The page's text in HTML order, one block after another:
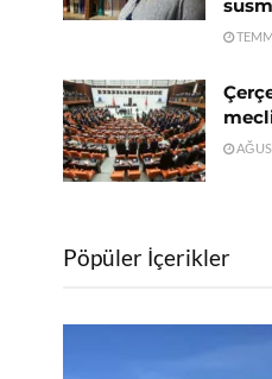
Pöpüler İçerikler